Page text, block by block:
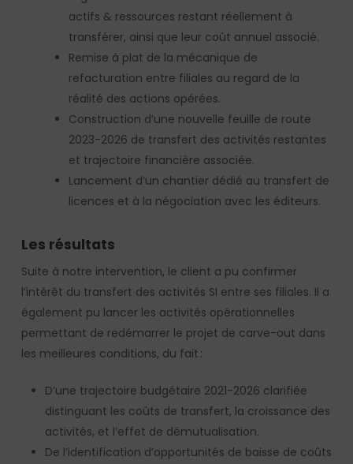
actifs & ressources restant réellement à
transférer, ainsi que leur coût annuel associé.
Remise à plat de la mécanique de
refacturation entre filiales au regard de la
réalité des actions opérées.
Construction d’une nouvelle feuille de route
2023-2026 de transfert des activités restantes
et trajectoire financière associée.
Lancement d’un chantier dédié au transfert de
licences et à la négociation avec les éditeurs.
Les résultats
Suite à notre intervention, le client a pu confirmer
l’intérêt du transfert des activités SI entre ses filiales. Il a
également pu lancer les activités opérationnelles
permettant de redémarrer le projet de carve-out dans
les meilleures conditions, du fait :
D’une trajectoire budgétaire 2021-2026 clarifiée
distinguant les coûts de transfert, la croissance des
activités, et l’effet de démutualisation.
De l’identification d’opportunités de baisse de coûts